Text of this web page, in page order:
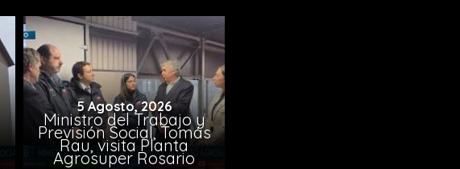
5 Agosto, 2026
Ministro del Trabajo y
Previsión Social, Tomás
Rau, visita Planta
Agrosuper Rosario